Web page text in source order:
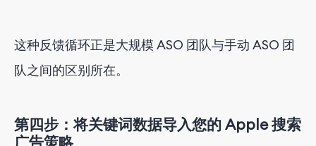
这种反馈循环正是大规模 ASO 团队与手动 ASO 团
队之间的区别所在。
第四步：将关键词数据导入您的 Apple 搜索
广告策略